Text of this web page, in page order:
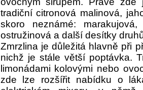
tradiční citronová malinová,
skoro neznámé:
ostružinová a další desítky
Zmrzlina je důležitá hlavně při
nichž je stále větší poptávka.
limonádami kolovými nebo
zde lze rozšířit nabídku o